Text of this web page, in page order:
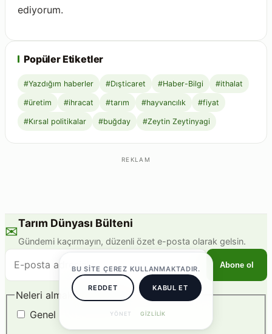
ediyorum.
Popüler Etiketler
#Yazdığım haberler #Dışticaret #Haber-Bilgi #ithalat
#üretim #ihracat #tarım #hayvancılık #fiyat
#Kırsal politikalar #buğday #Zeytin Zeytinyagi
REKLAM
✉Tarım Dünyası Bülteni
Gündemi kaçırmayın, düzenli özet e-posta olarak gelsin.
E-
posta
adresiniz
Abone ol
Neleri almak istersiniz?
Genel
BU SITE ÇEREZ KULLANMAKTADIR.
REDDET
YÖNET
KABUL ET
GIZLILIK